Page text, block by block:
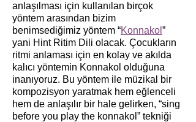
anlaşılması için kullanılan birçok
yöntem arasından bizim
benimsediğimiz yöntem “Konnakol ”
yani Hint Ritim Dili olacak. Çocukların
ritmi anlaması için en kolay ve akılda
kalıcı yöntemin Konnakol olduğuna
inanıyoruz. Bu yöntem ile müzikal bir
kompozisyon yaratmak hem eğlenceli
hem de anlaşılır bir hale gelirken, “sing
before you play the konnakol” tekniği